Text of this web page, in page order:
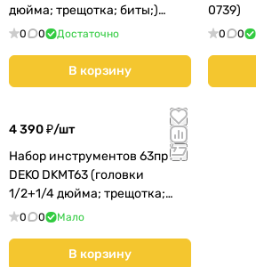
дюйма; трещотка; биты;)
(065-0910)
0 0 Достаточно
В корзину
0739)
0 0
4 390 ₽/шт
Набор инструментов 63пр
DEKO DKMT63 (головки
1/2+1/4 дюйма; трещотка;
биты;) (065-0731)
0 0 Мало
В корзину